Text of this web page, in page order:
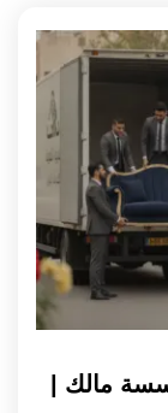
مالك |